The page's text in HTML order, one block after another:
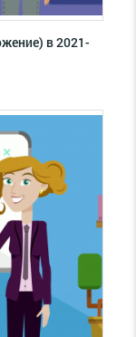
в 2021-